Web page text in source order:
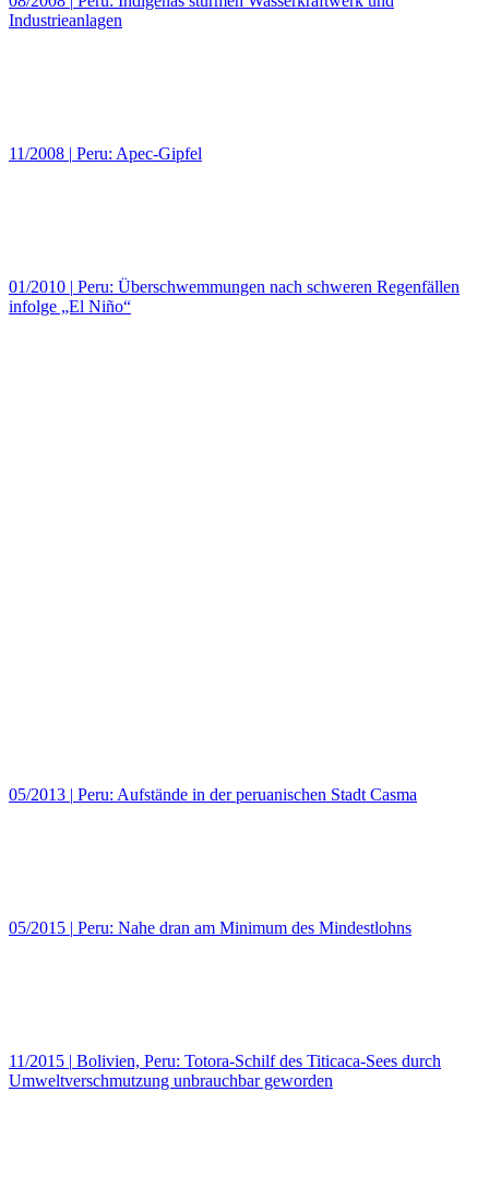
Industrieanlagen
11/2008 | Peru: Apec-Gipfel
01/2010 | Peru: Überschwemmungen nach schweren Regenfällen
infolge „El Niño“
05/2013 | Peru: Aufstände in der peruanischen Stadt Casma
05/2015 | Peru: Nahe dran am Minimum des Mindestlohns
11/2015 | Bolivien, Peru: Totora-Schilf des Titicaca-Sees durch
Umweltverschmutzung unbrauchbar geworden